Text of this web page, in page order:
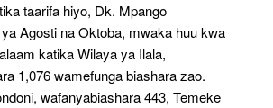
taarifa hiyo, Dk. Mpango
Agosti na Oktoba, mwaka huu kwa
katika Wilaya ya Ilala,
1,076 wamefunga biashara zao.
wafanyabiashara 443, Temeke